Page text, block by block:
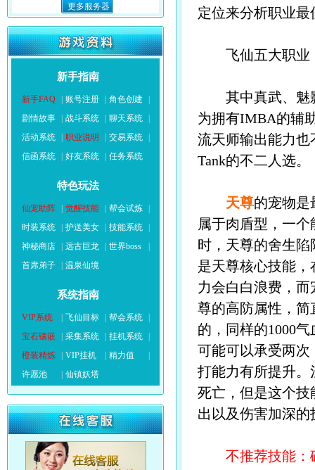
更多服务器
新手指南
新手FAQ 账号注册 角色创建
剧情故事
战斗系统 聊天系统
活动系统
职业说明 交易系统
信函系统
好友系统 任务系统
特色玩法
仙宠助阵 觉醒技能 帮会试炼
时装系统
护送美女 技能系统
神秘商店
远古巨龙 世界boss
首席弟子
温泉仙境
系统指南
VIP系统 飞仙目标 帮会系统
宝石镶嵌
采集系统 挂机系统
橙装精炼
VIP挂机 精力值
许愿池
仙镇妖塔
定位来分析职业最
飞仙五大职业
其中真武、魅影
为拥有IMBA的辅
流天师输出能力
Tank的不二人选。
天尊的宠物是
属于肉盾型，一
时，天尊的舍生
是天尊核心技能，
力会白白浪费，
尊的高防属性，
的，同样的1000
可能可以承受两
打能力有所提升
死亡，但是这个
出以及伤害加深的
不推荐技能：